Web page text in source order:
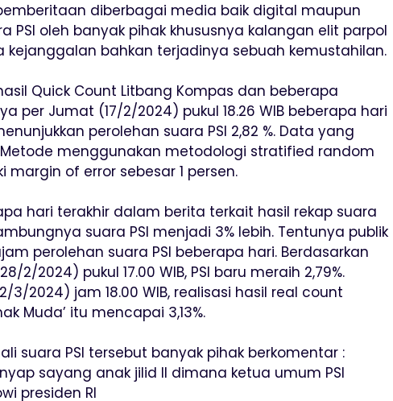
diberbagai media baik digital maupun
PSI oleh banyak pihak khususnya kalangan elit parpol
bahkan terjadinya sebuah kemustahilan.
Quick Count Litbang Kompas dan beberapa
per Jumat (17/2/2024) pukul 18.26 WIB beberapa hari
perolehan suara PSI 2,82 %. Data yang
menggunakan metodologi stratified random
of error sebesar 1 persen.
hari terakhir dalam berita terkait hasil rekap suara
suara PSI menjadi 3% lebih. Tentunya publik
perolehan suara PSI beberapa hari. Berdasarkan
2/2024) pukul 17.00 WIB, PSI baru meraih 2,79%.
3/2024) jam 18.00 WIB, realisasi hasil real count
Muda’ itu mencapai 3,13%.
suara PSI tersebut banyak pihak berkomentar :
sayang anak jilid II dimana ketua umum PSI
presiden RI